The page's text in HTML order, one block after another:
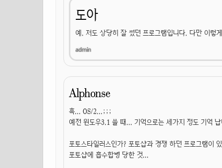
도아
예. 저도 상당히 잘 썼던 프로그램입니다. 다만 이렇
Alphonse
흑... OS/2...;;;
예전 윈도우3.1 쓸 때... 기억으로는 세가지 정도 기억
포토스타일러스인가? 포토샵과 경쟁 하던 프로그램이
포토샵에 흡수합병 당한 것...